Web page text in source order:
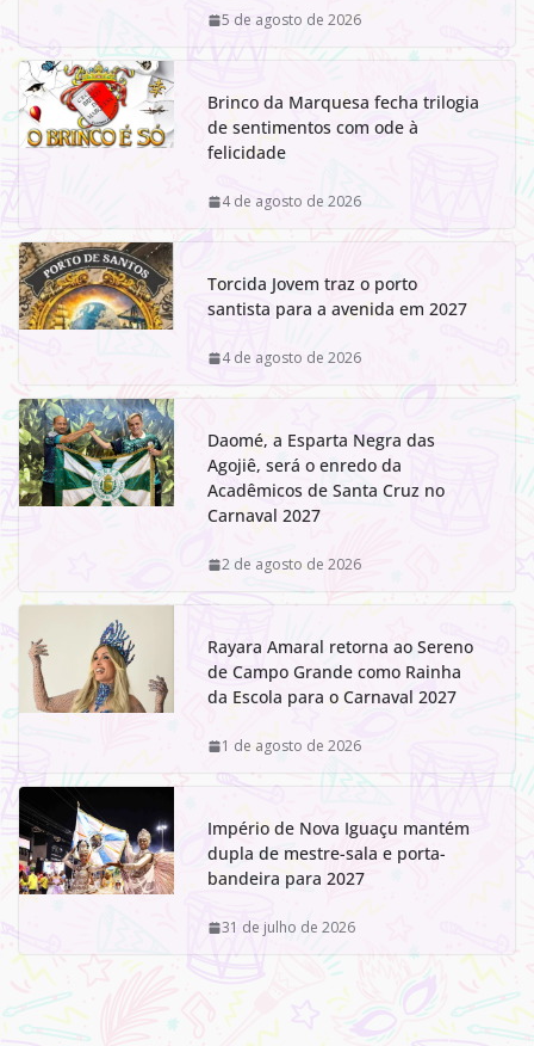
5 de agosto de 2026
Brinco da Marquesa fecha trilogia
de sentimentos com ode à
felicidade
4 de agosto de 2026
Torcida Jovem traz o porto
santista para a avenida em 2027
4 de agosto de 2026
Daomé, a Esparta Negra das
Agojiê, será o enredo da
Acadêmicos de Santa Cruz no
Carnaval 2027
2 de agosto de 2026
Rayara Amaral retorna ao Sereno
de Campo Grande como Rainha
da Escola para o Carnaval 2027
1 de agosto de 2026
Império de Nova Iguaçu mantém
dupla de mestre-sala e porta-
bandeira para 2027
31 de julho de 2026